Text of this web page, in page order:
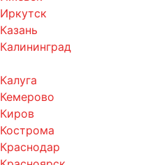
Иркутск
Казань
Калининград
Калуга
Кемерово
Киров
Кострома
Краснодар